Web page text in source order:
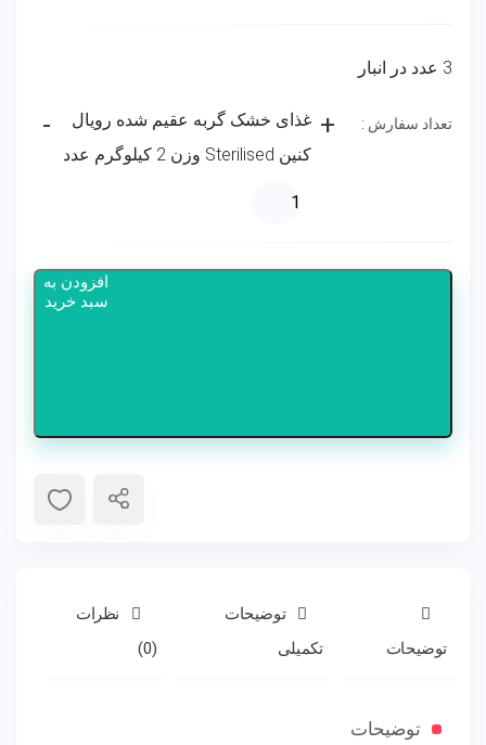
3 عدد در انبار
تعداد سفارش : + غذای خشک گربه عقیم شده رویال
کنین Sterilised وزن 2 کیلوگرم عدد
-
افزودن به
سبد خرید
توضیحات
توضیحات
تکمیلی
نظرات
(0)
توضیحات